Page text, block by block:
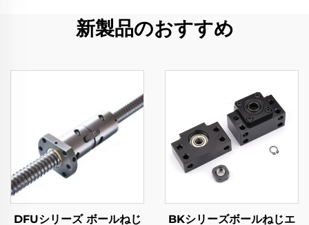
新製品のおすすめ
DFUシリーズ ボールねじ
BKシリーズボールねじエ